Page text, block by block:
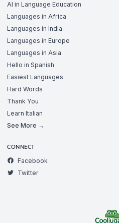
AI in Language Education
Languages in Africa
Languages in India
Languages in Europe
Languages in Asia
Hello in Spanish
Easiest Languages
Hard Words
Thank You
Learn Italian
See More →
CONNECT
Facebook
Twitter